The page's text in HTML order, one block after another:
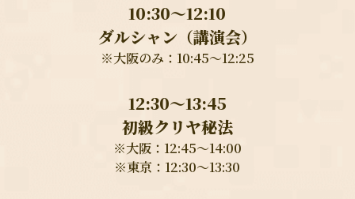
10:30〜12:10
ダルシャン（講演会）
※大阪のみ：10:45〜12:25
12:30〜13:45
初級クリヤ秘法
※大阪：12:45〜14:00
※東京：12:30〜13:30